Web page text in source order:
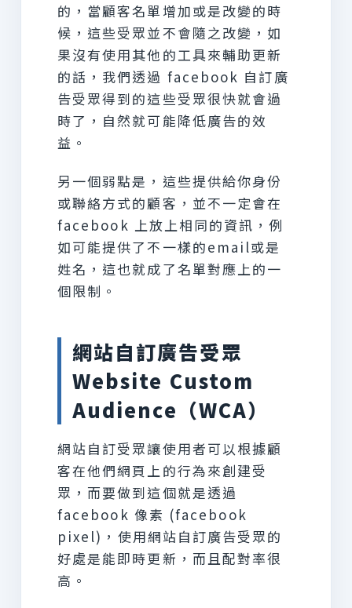
的，當顧客名單增加或是改變的時
候，這些受眾並不會隨之改變，如
果沒有使用其他的工具來輔助更新
的話，我們透過 facebook 自訂廣
告受眾得到的這些受眾很快就會過
時了，自然就可能降低廣告的效
益。
另一個弱點是，這些提供給你身份
或聯絡方式的顧客，並不一定會在
facebook 上放上相同的資訊，例
如可能提供了不一樣的email或是
姓名，這也就成了名單對應上的一
個限制。
網站自訂廣告受眾
Website Custom
Audience（WCA）
網站自訂受眾讓使用者可以根據顧
客在他們網頁上的行為來創建受
眾，而要做到這個就是透過
facebook 像素 (facebook
pixel)，使用網站自訂廣告受眾的
好處是能即時更新，而且配對率很
高。